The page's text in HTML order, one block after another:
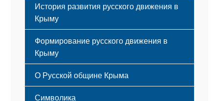
История развития русского движения в
Крыму
Формирование русского движения в
Крыму
Русский Крым
О Русской общине Крыма
Этапы становления
Символика